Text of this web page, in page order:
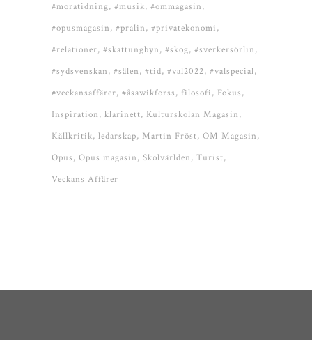
#moratidning #musik #ommagasin
#opusmagasin #pralin #privatekonomi
#relationer #skattungbyn #skog #sverkersörlin
#sydsvenskan #sälen #tid #val2022 #valspecial
#veckansaffärer #åsawikforss filosofi
Fokus
Inspiration klarinett Kulturskolan Magasin
Källkritik ledarskap Martin Fröst OM Magasin
Opus Opus magasin Skolvärlden Turist
Veckans Affärer